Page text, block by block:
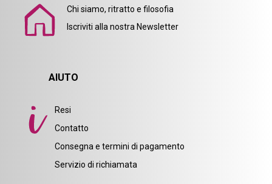
Chi siamo, ritratto e filosofia
Iscriviti alla nostra Newsletter
AIUTO
Resi
Contatto
Consegna e termini di pagamento
Servizio di richiamata